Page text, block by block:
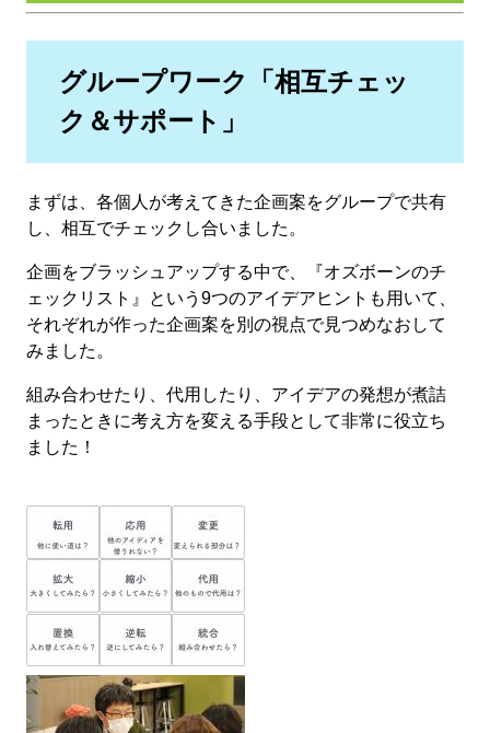
グループワーク「相互チェッ
ク＆サポート」
まずは、各個人が考えてきた企画案をグループで共有
し、相互でチェックし合いました。
企画をブラッシュアップする中で、『オズボーンのチ
ェックリスト』という9つのアイデアヒントも用いて、
それぞれが作った企画案を別の視点で見つめなおして
みました。
組み合わせたり、代用したり、アイデアの発想が煮詰
まったときに考え方を変える手段として非常に役立ち
ました！